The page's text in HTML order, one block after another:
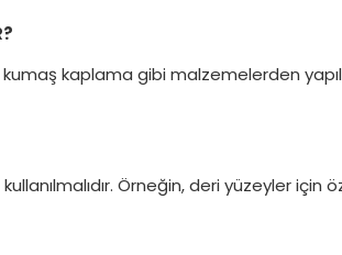
kaplama gibi malzemelerden
Örneğin, deri yüzeyler